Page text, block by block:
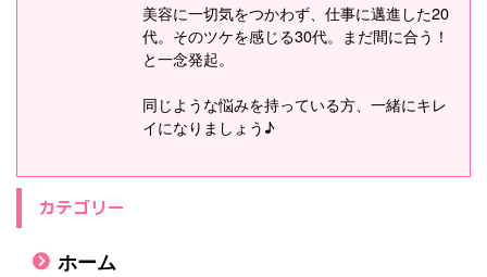
美容に一切気をつかわず、仕事に邁進した20
代。そのツケを感じる30代。まだ間に合う！
と一念発起。
同じような悩みを持っている方、一緒にキレ
イになりましょう♪
カテゴリー
ホーム